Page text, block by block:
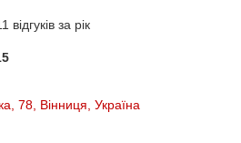
за рік
78, Вінниця, Україна